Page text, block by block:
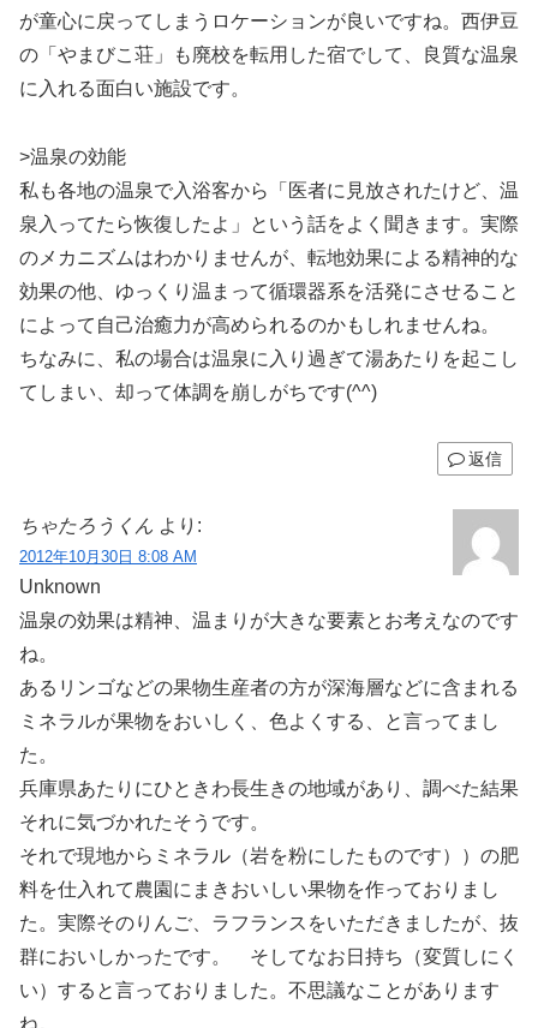
が童心に戻ってしまうロケーションが良いですね。西伊豆
の「やまびこ荘」も廃校を転用した宿でして、良質な温泉
に入れる面白い施設です。
>温泉の効能
私も各地の温泉で入浴客から「医者に見放されたけど、温
泉入ってたら恢復したよ」という話をよく聞きます。実際
のメカニズムはわかりませんが、転地効果による精神的な
効果の他、ゆっくり温まって循環器系を活発にさせること
によって自己治癒力が高められるのかもしれませんね。
ちなみに、私の場合は温泉に入り過ぎて湯あたりを起こし
てしまい、却って体調を崩しがちです(^^)
返信
ちゃたろうくん より:
2012年10月30日 8:08 AM
Unknown
温泉の効果は精神、温まりが大きな要素とお考えなのです
ね。
あるリンゴなどの果物生産者の方が深海層などに含まれる
ミネラルが果物をおいしく、色よくする、と言ってまし
た。
兵庫県あたりにひときわ長生きの地域があり、調べた結果
それに気づかれたそうです。
それで現地からミネラル（岩を粉にしたものです））の肥
料を仕入れて農園にまきおいしい果物を作っておりまし
た。実際そのりんご、ラフランスをいただきましたが、抜
群においしかったです。 そしてなお日持ち（変質しにく
い）すると言っておりました。不思議なことがあります
ね。